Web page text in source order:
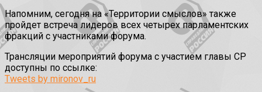
Напомним, сегодня на «Территории смыслов» также
пройдет встреча лидеров всех четырех парламентских
фракций с участниками форума.
Трансляции мероприятий форума с участием главы СР
доступны по ссылке:
Tweets by mironov_ru